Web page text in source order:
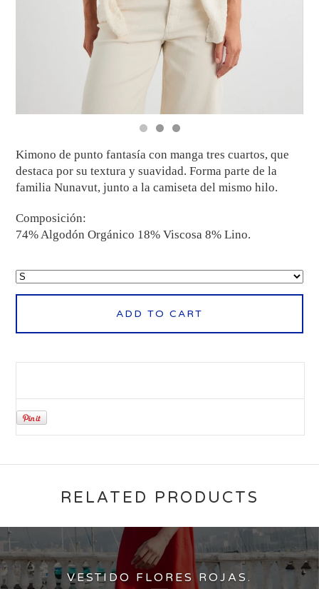
Kimono de punto fantasía con manga tres cuartos, que
destaca por su textura y suavidad. Forma parte de la
familia Nunavut, junto a la camiseta del mismo hilo.
Composición:
74% Algodón Orgánico 18% Viscosa 8% Lino.
ADD TO CART
RELATED PRODUCTS
VESTIDO FLORES ROJAS.